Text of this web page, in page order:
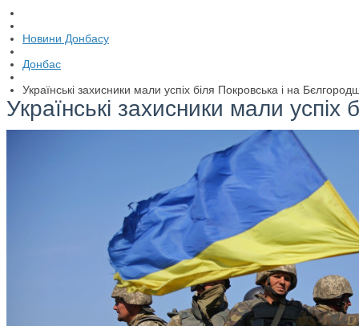
Новини Донбасу
Донбас
Українські захисники мали успіх біля Покровська і на
Українські захисники мали